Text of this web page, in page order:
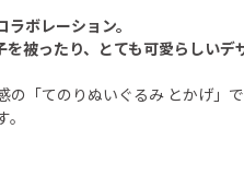
ボレーション。
被ったり、とても可愛らしいデ
「てのりぬいぐるみ とかげ」で